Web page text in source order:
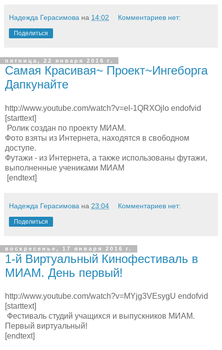
Надежда Герасимова на 14:02 Комментариев нет:
Поделиться
пятница, 22 января 2016 г.
Самая Красивая~ Проект~Ингеборга
Дапкунайте
http://www.youtube.com/watch?v=el-1QRXOjlo endofvid
[starttext]
Ролик создан по проекту МИАМ.
Фото взяты из Интернета, находятся в свободном
доступе.
Футажи - из Интернета, а также использованы футажи,
выполненные учениками МИАМ
[endtext]
Надежда Герасимова на 23:04 Комментариев нет:
Поделиться
воскресенье, 17 января 2016 г.
1-й Виртуальный Кинофестиваль в
МИАМ. День первый!
http://www.youtube.com/watch?v=MYjg3VEsygU endofvid
[starttext]
Фестиваль студий учащихся и выпускников МИАМ.
Первый виртуальный!
[endtext]